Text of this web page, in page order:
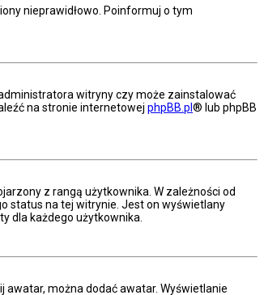
nieprawidłowo. Poinformuj o tym
witryny czy może zainstalować
na stronie internetowej phpBB.pl® lub phpBB
z rangą użytkownika. W zależności od
status na tej witrynie. Jest on wyświetlany
dla każdego użytkownika.
awatar, można dodać awatar. Wyświetlanie